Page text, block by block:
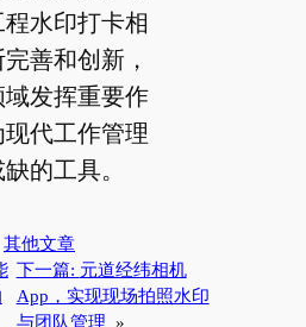
水印打卡相
善和创新，
发挥重要作
现代工作管理
的工具。
其他文章
下一篇: 元道经纬相机
App，实现现场拍照水印
与团队管理 »